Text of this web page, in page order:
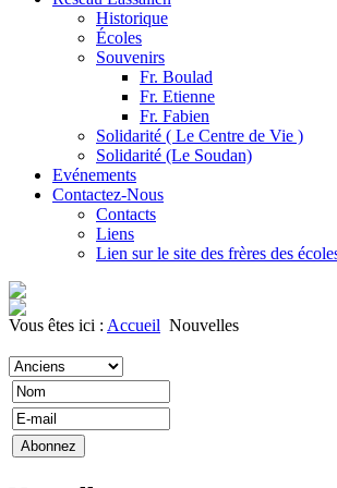
Historique
Écoles
Souvenirs
Fr. Boulad
Fr. Etienne
Fr. Fabien
Solidarité ( Le Centre de Vie )
Solidarité (Le Soudan)
Evénements
Contactez-Nous
Contacts
Liens
Lien sur le site des frères des
Vous êtes ici : Accueil Nouvelles